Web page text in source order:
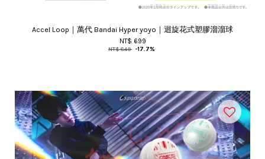
Accel Loop｜萬代 Bandai Hyper yoyo｜迴旋花式塑膠溜溜球
NT$ 699
NT$ 849 -17.7%